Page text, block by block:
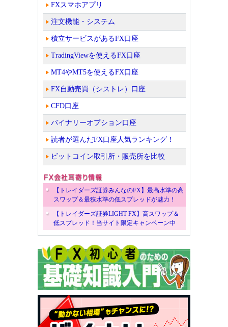
FXスマホアプリ
注文機能・システム
積立サービスがあるFX口座
TradingViewを使えるFX口座
MT4やMT5を使えるFX口座
FX自動売買（シストレ）口座
CFD口座
バイナリーオプション口座
読者が選んだFX口座人気ランキング！
ビットコイン取引所・販売所を比較
【トレイダーズ証券みんなのFX】最高水準の高
スワップ＆最狭水準の低スプレッドが魅力！
【トレイダーズ証券LIGHT FX】高スワップ＆
低スプレッド！当サイト限定キャンペーン中